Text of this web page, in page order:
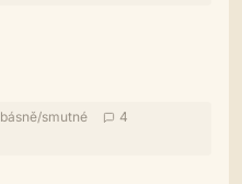
básně/smutné
4